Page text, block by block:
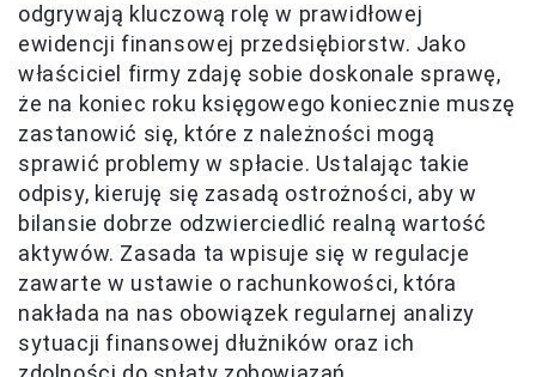
odgrywają kluczową rolę w prawidłowej
ewidencji finansowej przedsiębiorstw. Jako
właściciel firmy zdaję sobie doskonale sprawę,
że na koniec roku księgowego koniecznie muszę
zastanowić się, które z należności mogą
sprawić problemy w spłacie. Ustalając takie
odpisy, kieruję się zasadą ostrożności, aby w
bilansie dobrze odzwierciedlić realną wartość
aktywów. Zasada ta wpisuje się w regulacje
zawarte w ustawie o rachunkowości, która
nakłada na nas obowiązek regularnej analizy
sytuacji finansowej dłużników oraz ich